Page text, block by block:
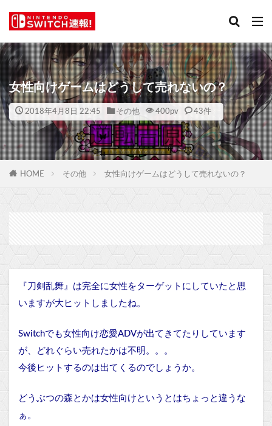
女性向けゲームはどうして売れないの？
2018年4月8日 22:45 その他 400pv 43件
HOME その他 女性向けゲームはどうして売れないの？
『刀剣乱舞』は完全に女性をターゲットにしていたと思
いますが大ヒットしましたね。
Switchでも女性向け恋愛ADVが出てきてたりしています
が、どれぐらい売れたかは不明。。。
今後ヒットするのは出てくるのでしょうか。
どうぶつの森とかは女性向けというとはちょっと違うな
ぁ。